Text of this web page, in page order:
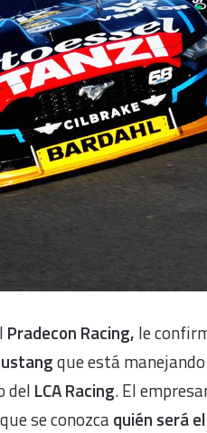
Pradecon Racing, le
que está manejando
del LCA Racing. El
se conozcaquién será